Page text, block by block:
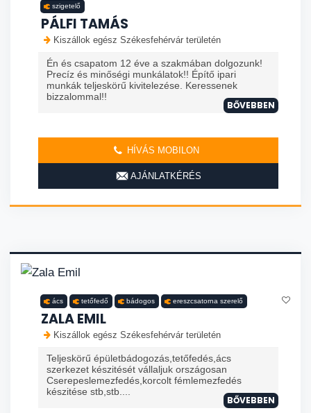
szigetelő
PÁLFI TAMÁS
Kiszállok egész Székesfehérvár területén
Én és csapatom 12 éve a szakmában dolgozunk!
Precíz és minőségi munkálatok!! Építő ipari
munkák teljeskörű kivitelezése. Keressenek
bizzalommal!!
BŐVEBBEN
HÍVÁS MOBILON
AJÁNLATKÉRÉS
ács tetőfedő bádogos ereszcsatorna szerelő
ZALA EMIL
Kiszállok egész Székesfehérvár területén
Teljeskörű épületbádogozás,tetőfedés,ács
szerkezet készitését vállaljuk országosan
Cserepeslemezfedés,korcolt fémlemezfedés
készitése stb,stb....
BŐVEBBEN